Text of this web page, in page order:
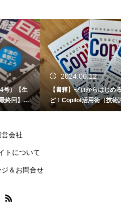
2024.06.12
【書籍】ゼロからはじめる なるほ
ど！Copilot活用術（技術評論社）
営会社
トについて
ジ＆お問合せ